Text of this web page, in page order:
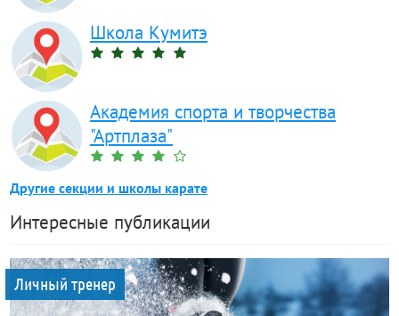
Школа Кумитэ
Академия спорта и творчества
"Артплаза"
Другие секции и школы карате
Интересные публикации
Личный тренер